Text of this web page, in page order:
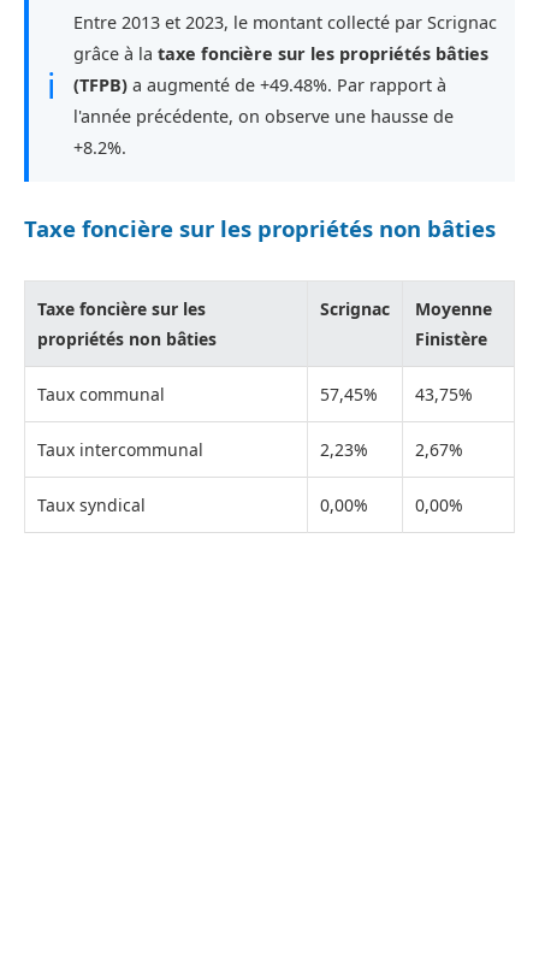
ℹ
Entre 2013 et 2023, le montant collecté par Scrignac
grâce à la taxe foncière sur les propriétés bâties
(TFPB) a augmenté de +49.48%. Par rapport à
l'année précédente, on observe une hausse de
+8.2%.
Taxe foncière sur les propriétés non bâties
Taxe foncière sur les
propriétés non bâties
Scrignac
Moyenne
Finistère
Taux communal 57,45% 43,75%
Taux intercommunal 2,23% 2,67%
Taux syndical 0,00% 0,00%